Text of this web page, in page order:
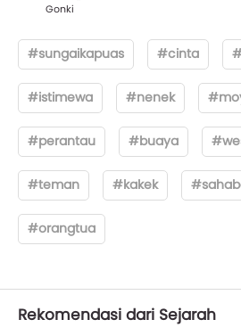
Gonki
#sungaikapuas #cinta
#istimewa #nenek
#perantau #buaya
#teman #kakek
#orangtua
Rekomendasi dari Sejarah